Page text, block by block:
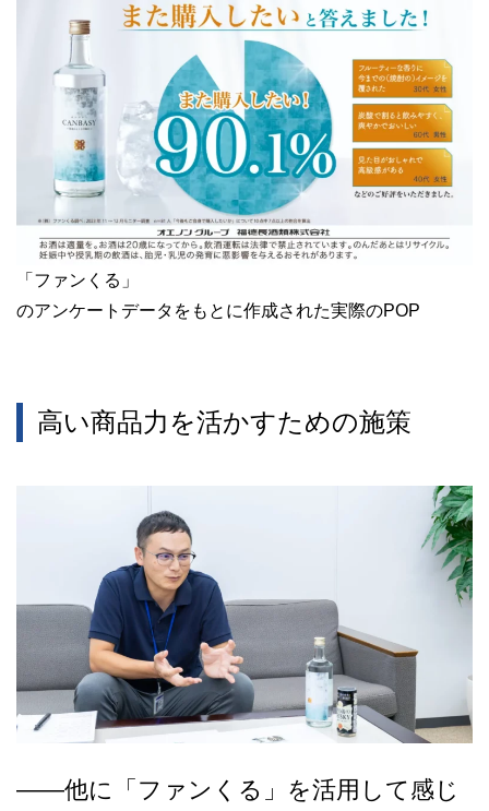
「ファンくる」
のアンケートデータをもとに作成された実際のPOP
高い商品力を活かすための施策
――他に「ファンくる」を活用して感じ